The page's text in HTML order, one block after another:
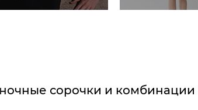
ночные сорочки и